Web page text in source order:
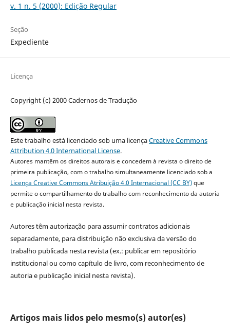
v. 1 n. 5 (2000): Edição Regular
Seção
Expediente
Licença
Copyright (c) 2000 Cadernos de Tradução
Este trabalho está licenciado sob uma licençaCreative Commons
Attribution 4.0 International License.
Autores mantêm os direitos autorais e concedem à revista o direito de
primeira publicação, com o trabalho simultaneamente licenciado sob a
Licença Creative Commons Atribuição 4.0 Internacional (CC BY)que
permite o compartilhamento do trabalho com reconhecimento da autoria
e publicação inicial nesta revista.
Autores têm autorização para assumir contratos adicionais
separadamente, para distribuição não exclusiva da versão do
trabalho publicada nesta revista (ex.: publicar em repositório
institucional ou como capítulo de livro, com reconhecimento de
autoria e publicação inicial nesta revista).
Artigos mais lidos pelo mesmo(s) autor(es)